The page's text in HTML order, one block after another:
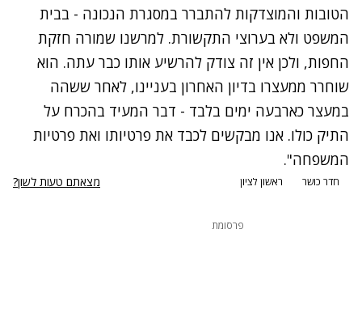
הטובות והמוצדקות להתברר במסגרת הנכונה - בבית
המשפט ולא בערוצי התקשורת. למרשנו שמורה חזקת
החפות, ולכן אין זה צודק להרשיע אותו כבר עתה. הוא
שוחרר ממעצרו בדיון האחרון בעניינו, לאחר ששהה
במעצר כארבעה ימים בלבד - דבר המעיד בהכרח על
התיק כולו. אנו מבקשים לכבד את פרטיותו ואת פרטיות
המשפחה".
חדר כושר ראשון לציון מצאתם טעות לשון?
פרסומת